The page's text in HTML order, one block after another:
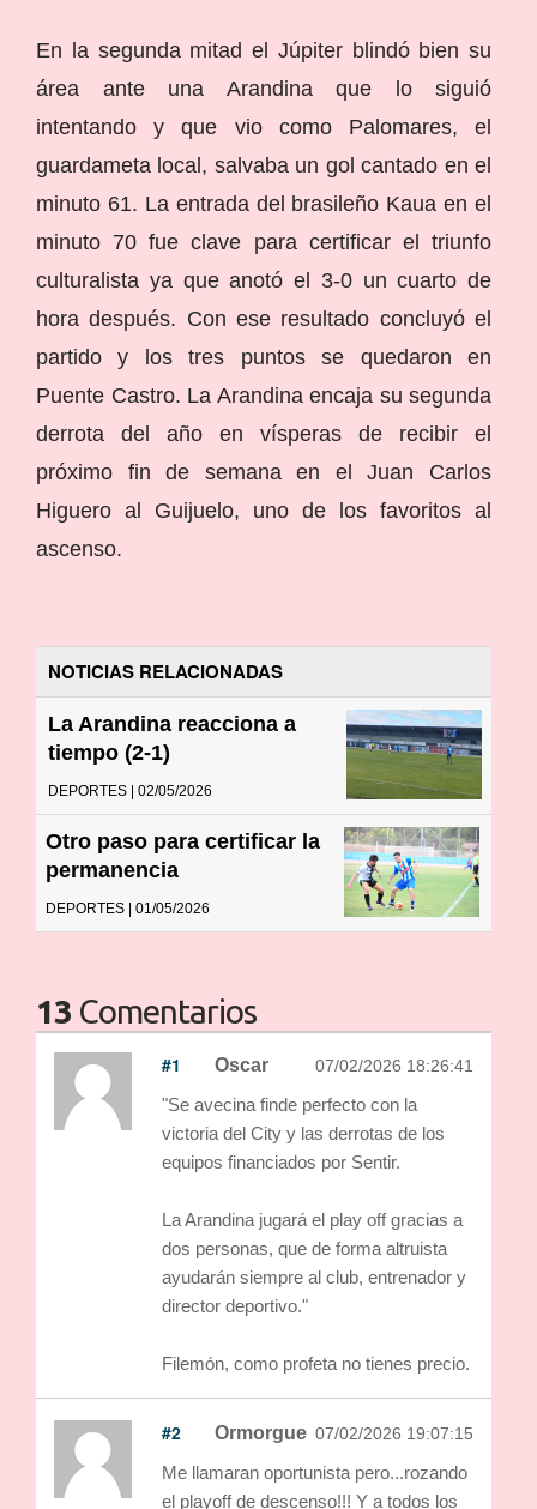
En la segunda mitad el Júpiter blindó bien su
área ante una Arandina que lo siguió
intentando y que vio como Palomares, el
guardameta local, salvaba un gol cantado en el
minuto 61. La entrada del brasileño Kaua en el
minuto 70 fue clave para certificar el triunfo
culturalista ya que anotó el 3-0 un cuarto de
hora después. Con ese resultado concluyó el
partido y los tres puntos se quedaron en
Puente Castro. La Arandina encaja su segunda
derrota del año en vísperas de recibir el
próximo fin de semana en el Juan Carlos
Higuero al Guijuelo, uno de los favoritos al
ascenso.
NOTICIAS RELACIONADAS
La Arandina reacciona a
tiempo (2-1)
DEPORTES | 02/05/2026
Otro paso para certificar la
permanencia
DEPORTES | 01/05/2026
13 Comentarios
#1 Oscar 07/02/2026 18:26:41
"Se avecina finde perfecto con la
victoria del City y las derrotas de los
equipos financiados por Sentir.
La Arandina jugará el play off gracias a
dos personas, que de forma altruista
ayudarán siempre al club, entrenador y
director deportivo."
Filemón, como profeta no tienes precio.
#2 Ormorgue 07/02/2026 19:07:15
Me llamaran oportunista pero...rozando
el playoff de descenso!!! Y a todos los